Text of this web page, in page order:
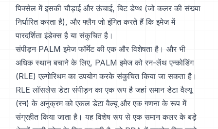
पिक्सेल में इसकी चौड़ाई और ऊंचाई, बिट डेप्थ (जो कलर की संख्या
निर्धारित करता है), और फ्लैग जो इंगित करते हैं कि इमेज में
पारदर्शिता इंडेक्स है या संकुचित है।
संपीड़न PALM इमेज फॉर्मेट की एक और विशेषता है। और भी
अधिक स्थान बचाने के लिए, PALM इमेज को रन-लेंथ एन्कोडिंग
(RLE) एल्गोरिथम का उपयोग करके संकुचित किया जा सकता है।
RLE लॉसलेस डेटा संपीड़न का एक रूप है जहां समान डेटा वैल्यू
(रन) के अनुक्रम को एकल डेटा वैल्यू और एक गणना के रूप में
संग्रहीत किया जाता है। यह विशेष रूप से एक समान कलर के बड़े